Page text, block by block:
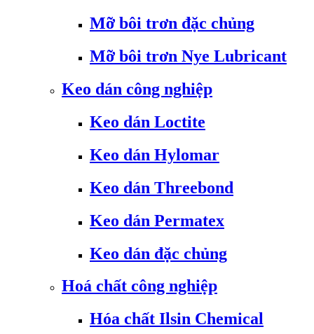
Mỡ bôi trơn đặc chủng
Mỡ bôi trơn Nye Lubricant
Keo dán công nghiệp
Keo dán Loctite
Keo dán Hylomar
Keo dán Threebond
Keo dán Permatex
Keo dán đặc chủng
Hoá chất công nghiệp
Hóa chất Ilsin Chemical